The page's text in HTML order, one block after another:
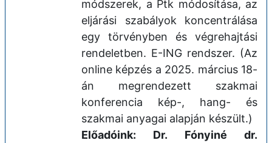
módszerek, a Ptk módosítása, az
eljárási szabályok koncentrálása
egy törvényben és végrehajtási
rendeletben. E-ING rendszer. (Az
online képzés a 2025. március 18-
án megrendezett szakmai
konferencia kép-, hang- és
szakmai anyagai alapján készült.)
Előadóink: Dr. Fónyiné dr.